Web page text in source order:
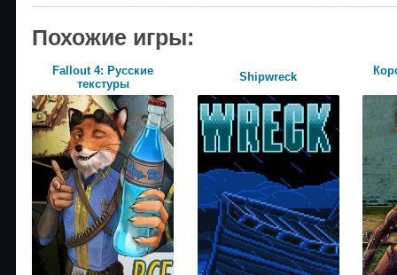
Похожие игры:
Fallout 4: Русские
текстуры
Shipwreck